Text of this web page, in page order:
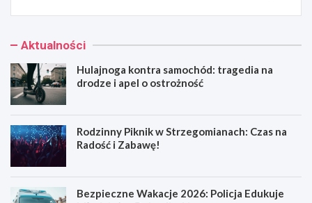
Aktualności
Hulajnoga kontra samochód: tragedia na
drodze i apel o ostrożność
Rodzinny Piknik w Strzegomianach: Czas na
Radość i Zabawę!
Bezpieczne Wakacje 2026: Policja Edukuje